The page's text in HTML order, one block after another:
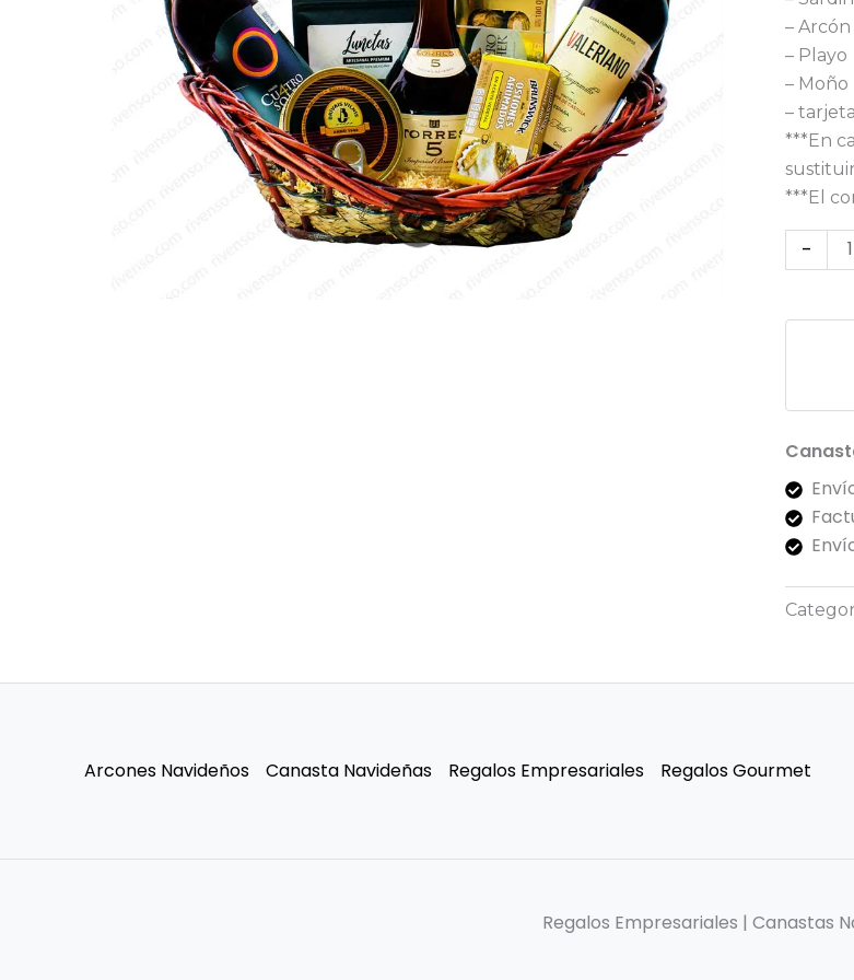
– Arcón
– Playo
– Moño
–
***En
***El
-
Arcones Navideños Canasta Navideñas Regalos Empresariales Regalos Gourmet
Regalos Empresariales | Canastas